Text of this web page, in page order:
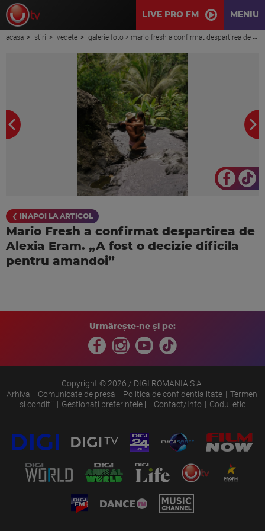
LIVE PRO FM MENIU
acasa stiri vedete galerie foto > mario fresh a confirmat despartirea de alexia eram. „a fost o decizie dificila pentru amandoi”
❮ INAPOI LA ARTICOL
Mario Fresh a confirmat despartirea de
Alexia Eram. „A fost o decizie dificila
pentru amandoi”
Urmărește-ne și pe:
Copyright © 2026 / DIGI ROMANIA S.A.
Arhiva
Comunicate de presă Politica de confidentialitate
Termeni
si conditii
Gestionați preferințele | Contact/Info Codul etic